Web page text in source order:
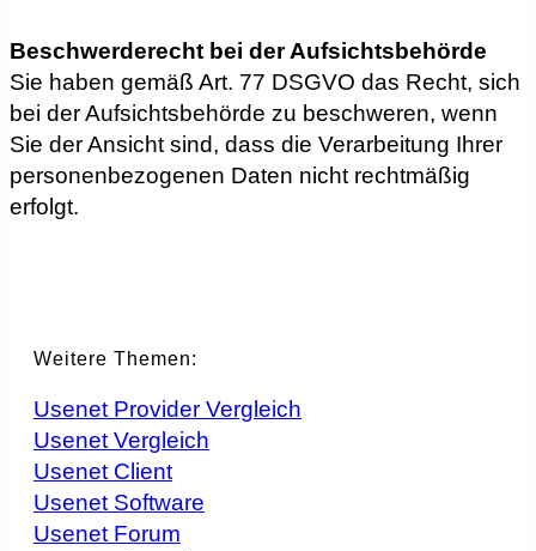
Beschwerderecht bei der Aufsichtsbehörde
Sie haben gemäß Art. 77 DSGVO das Recht, sich
bei der Aufsichtsbehörde zu beschweren, wenn
Sie der Ansicht sind, dass die Verarbeitung Ihrer
personenbezogenen Daten nicht rechtmäßig
erfolgt.
Weitere Themen:
Usenet Provider Vergleich
Usenet Vergleich
Usenet Client
Usenet Software
Usenet Forum